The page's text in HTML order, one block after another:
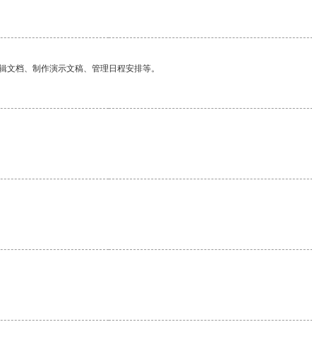
档、制作演示文稿、管理日程安排等。